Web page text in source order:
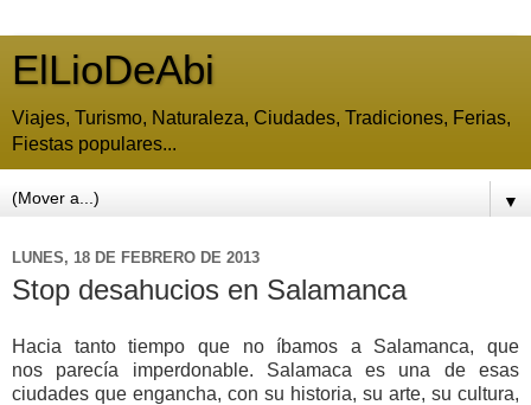
ElLioDeAbi
Viajes, Turismo, Naturaleza, Ciudades, Tradiciones, Ferias,
Fiestas populares...
▼
LUNES, 18 DE FEBRERO DE 2013
Stop desahucios en Salamanca
Hacia tanto tiempo que no íbamos a Salamanca, que
nos parecía imperdonable. Salamaca es una de esas
ciudades que engancha, con su historia, su arte, su cultura,